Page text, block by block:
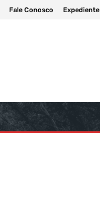
Fale Conosco Expediente